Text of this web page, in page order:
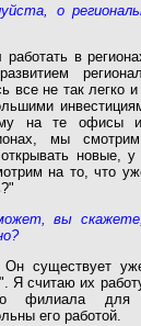
о
в
все не так легко
на те офисы и
мы
новые,
на то, что
вы
Он существует
Я считаю их
филиала
его работой.